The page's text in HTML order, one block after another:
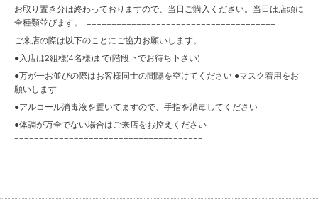
お取り置き分は終わっておりますので、当日ご購入ください。当日は店頭に
全種類並びます。 ======================================
ご来店の際は以下のことにご協力お願いします。
●入店は2組様(4名様)まで(階段下でお待ち下さい)
●万が一お並びの際はお客様同士の間隔を空けてください ●マスク着用をお
願いします
●アルコール消毒液を置いてますので、手指を消毒してください
●体調が万全でない場合はご来店をお控えください
======================================